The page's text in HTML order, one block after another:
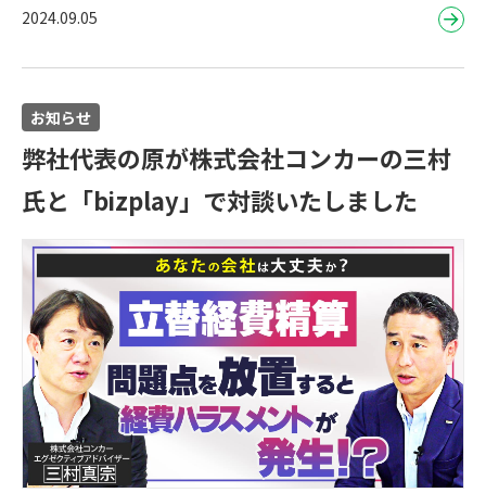
2024.09.05
お知らせ
弊社代表の原が株式会社コンカーの三村
氏と「bizplay」で対談いたしました